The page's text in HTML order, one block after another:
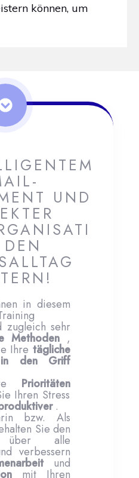
können, um
UND
in diesem
zugleich sehr
Methoden ,
Ihre tägliche
in den Griff
Prioritäten
Ihren Stress
.
bzw. Als
Sie den
über alle
verbessern
und
mit Ihren